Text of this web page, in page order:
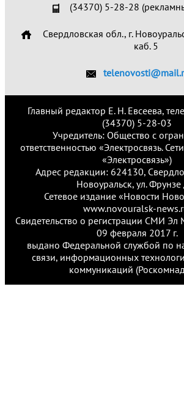
(34370) 5-28-28
Свердловская обл., г.
каб. 5
Главный редактор Е. Н. Евсеева,
(34370) 5-28-03
Учредитель: Общество с
ответственностью «Электросвязь.
«Электросвязь»)
Адрес редакции: 624130,
Новоуральск, ул. Фрунзе
Сетевое издание «Новости
www.novouralsk-
Свидетельство о регистрации СМИ
09 февраля 2017 г.
выдано Федеральной службой по
связи, информационных
коммуникаций